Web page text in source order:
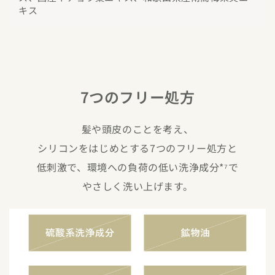
キス
7つのフリー処方
髪や頭皮のことを考え、
シリコンをはじめとする7つのフリー処方と
低刺激で、環境への負荷の低い洗浄成分*⁷で
やさしく洗い上げます。